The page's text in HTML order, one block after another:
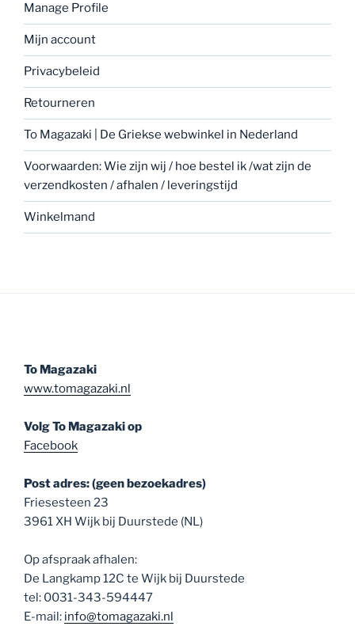
Manage Profile
Mijn account
Privacybeleid
Retourneren
To Magazaki | De Griekse webwinkel in Nederland
Voorwaarden: Wie zijn wij / hoe bestel ik /wat zijn de
verzendkosten / afhalen / leveringstijd
Winkelmand
To Magazaki
www.tomagazaki.nl
Volg To Magazaki op
Facebook
Post adres: (geen bezoekadres)
Friesesteen 23
3961 XH Wijk bij Duurstede (NL)
Op afspraak afhalen:
De Langkamp 12C te Wijk bij Duurstede
tel: 0031-343-594447
E-mail: info@tomagazaki.nl